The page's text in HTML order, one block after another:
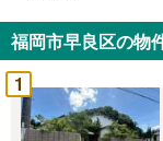
知
を
受
け
取
福岡市早良区の物
1